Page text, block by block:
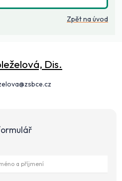
Zpět na úvod
Dis.